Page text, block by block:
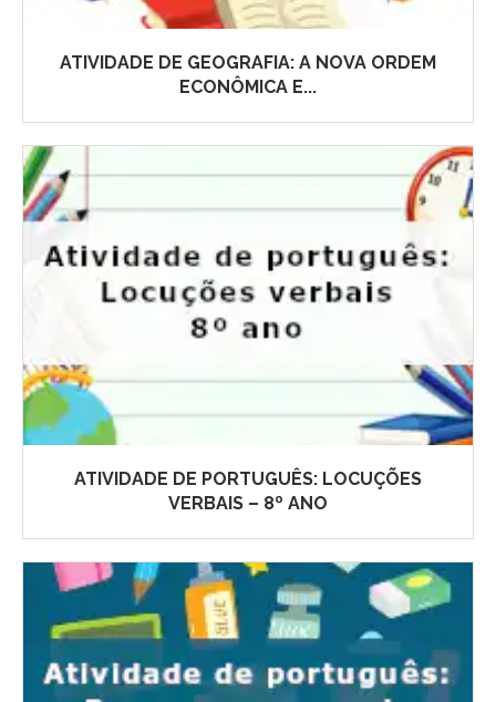
ATIVIDADE DE GEOGRAFIA: A NOVA ORDEM
ECONÔMICA E...
ATIVIDADE DE PORTUGUÊS: LOCUÇÕES
VERBAIS – 8º ANO